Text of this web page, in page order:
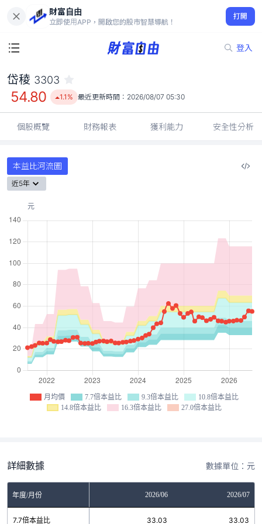
財富自由
立即使用APP，開啟您的股市智慧導航！
打開
登入
54.80
1.1%
岱稜 3303
54.80 1.1% 最近更新時間： 2026/08/07 05:30
個股概覽 財務報表 獲利能力 安全性分析
本益比河流圖
近5年
月均價 7.7倍本益比 9.3倍本益比
10.8倍本益比
14.8倍本益比
16.3倍本益比 27.0倍本益比
詳細數據 數據單位：元
年度/月份 2026/06 2026/07
7.7倍本益比 33.03 33.03